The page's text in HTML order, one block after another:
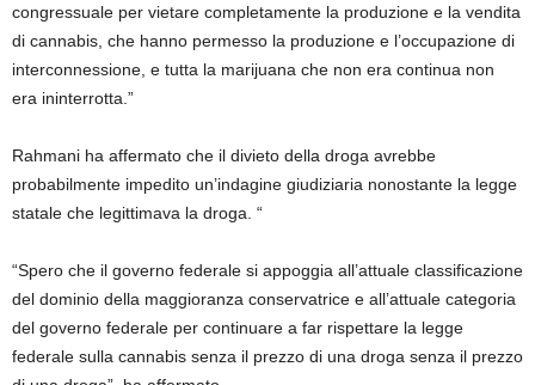
congressuale per vietare completamente la produzione e la vendita
di cannabis, che hanno permesso la produzione e l’occupazione di
interconnessione, e tutta la marijuana che non era continua non
era ininterrotta.”
Rahmani ha affermato che il divieto della droga avrebbe
probabilmente impedito un’indagine giudiziaria nonostante la legge
statale che legittimava la droga. “
“Spero che il governo federale si appoggia all’attuale classificazione
del dominio della maggioranza conservatrice e all’attuale categoria
del governo federale per continuare a far rispettare la legge
federale sulla cannabis senza il prezzo di una droga senza il prezzo